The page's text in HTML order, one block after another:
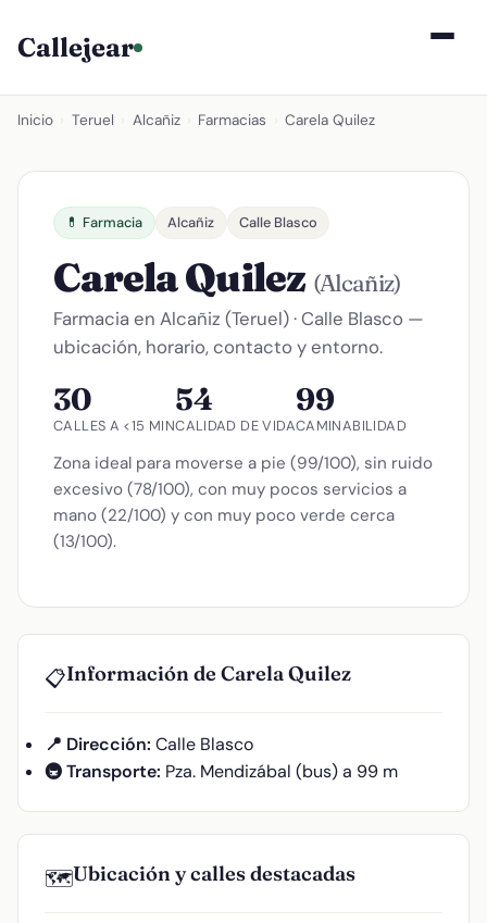
Callejear
Inicio Teruel Alcañiz Farmacias Carela Quilez
💊 Farmacia Alcañiz Calle Blasco
Carela Quilez (Alcañiz)
Farmacia en Alcañiz (Teruel) · Calle Blasco —
ubicación, horario, contacto y entorno.
30
CALLES A <15 MIN
54
CALIDAD DE VIDA
99
CAMINABILIDAD
Zona ideal para moverse a pie (99/100), sin ruido
excesivo (78/100), con muy pocos servicios a
mano (22/100) y con muy poco verde cerca
(13/100).
📋Información de Carela Quilez
📍 Dirección: Calle Blasco
🚇 Transporte: Pza. Mendizábal (bus) a 99 m
🗺️Ubicación y calles destacadas